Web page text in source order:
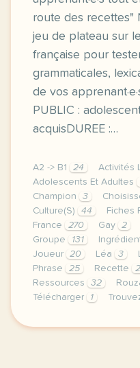
route des recettes"
jeu de plateau sur
française pour
grammaticales,
de vos
PUBLIC :
acquisDUREE :…
A2 -> B1 24 Activités
Adolescents Et Adultes
Champion
3
Culture(S)
44 Fiches
France
270 Gay 2
Groupe
131
Joueur
20 Léa 3
Phrase
25 Recette
Ressources
32
Télécharger
1
envie de verifier